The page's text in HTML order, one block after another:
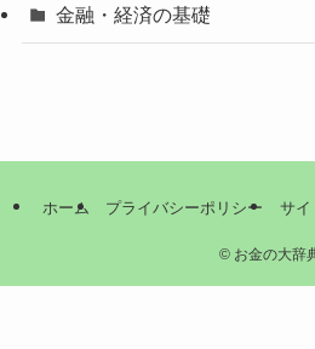
金融・経済の基礎
ホーム プライバシーポリシー サイ
©お金の大辞